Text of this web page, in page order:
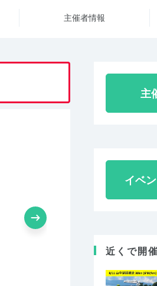
主催者情報
主
イベ
近くで開